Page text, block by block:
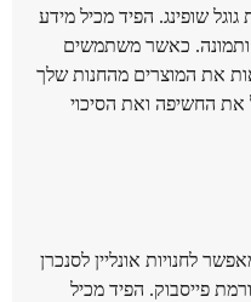
שופינג. הפיד מכיל מידע
ותמונה. כאשר משתמשים
את המוצרים מהחנות שלך
את החשיפה ואת הסיכוי
לחנויות אונליין לסנכרן
פייסבוק. הפיד מכיל